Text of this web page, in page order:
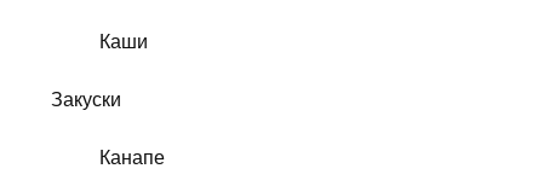
Каши
Закуски
Канапе